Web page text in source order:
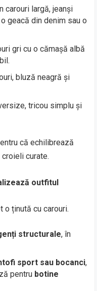
carouri largă, jeanși
geacă din denim sau o
gri cu o cămașă albă
bluză neagră și
tricou simplu și
că echilibrează
curate.
outfitul
ținută cu carouri.
structurale, în
sport sau bocanci,
pentru botine